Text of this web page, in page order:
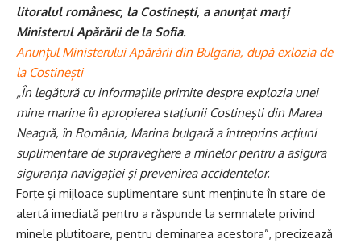
litoralul românesc, la Costineşti, a anunţat marţi
Ministerul Apărării de la Sofia.
Anunțul Ministerului Apărării din Bulgaria, după exlozia de
la Costinești
„În legătură cu informaţiile primite despre explozia unei
mine marine în apropierea staţiunii Costineşti din Marea
Neagră, în România, Marina bulgară a întreprins acţiuni
suplimentare de supraveghere a minelor pentru a asigura
siguranţa navigaţiei şi prevenirea accidentelor.
Forţe şi mijloace suplimentare sunt menţinute în stare de
alertă imediată pentru a răspunde la semnalele privind
minele plutitoare, pentru deminarea acestora”, precizează